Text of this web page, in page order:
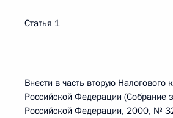
Статья 1
Внести в часть вторую Налогового
Российской Федерации (Собрание
Российской Федерации, 2000, №